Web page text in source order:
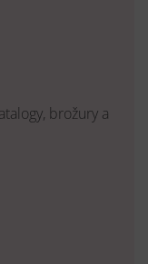
brožury a